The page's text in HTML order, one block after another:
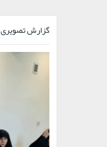
گزارش تصویری